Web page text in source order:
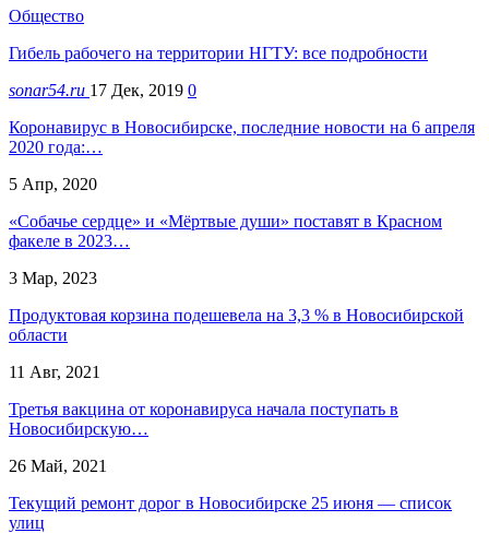
Общество
Гибель рабочего на территории НГТУ: все подробности
sonar54.ru 17 Дек, 2019 0
Коронавирус в Новосибирске, последние новости на 6 апреля
2020 года:…
5 Апр, 2020
«Собачье сердце» и «Мёртвые души» поставят в Красном
факеле в 2023…
3 Мар, 2023
Продуктовая корзина подешевела на 3,3 % в Новосибирской
области
11 Авг, 2021
Третья вакцина от коронавируса начала поступать в
Новосибирскую…
26 Май, 2021
Текущий ремонт дорог в Новосибирске 25 июня — список
улиц